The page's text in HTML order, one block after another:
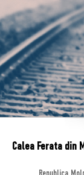
Calea Ferata din